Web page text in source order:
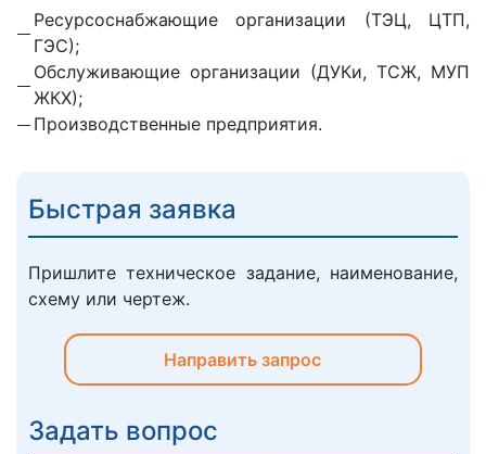
Ресурсоснабжающие организации (ТЭЦ, ЦТП,
ГЭС);
Обслуживающие организации (ДУКи, ТСЖ, МУП
ЖКХ);
Производственные предприятия.
Быстрая заявка
Пришлите техническое задание, наименование,
схему или чертеж.
Направить запрос
Задать вопрос